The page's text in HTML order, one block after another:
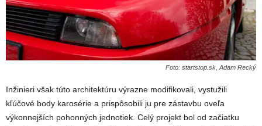
Foto: startstop.sk, Adam Recký
Inžinieri však túto architektúru výrazne modifikovali, vystužili
kľúčové body karosérie a prispôsobili ju pre zástavbu oveľa
výkonnejších pohonných jednotiek. Celý projekt bol od začiatku